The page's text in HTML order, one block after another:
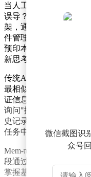
当人工智能助手尝试完
误导？蒙特利尔大学、
架，通过让AI学会"选
件管理等场景中实现了
预印本形式公开后，立
新思考。
传统AI记忆系统如同图
最相似的历史经验。这
证信息准确性，却常因
询问"排名前三的搜索
史记录，造成关键数字
任务中占比高达37%，
Mem-π框架的创新之处
段通过"经验蒸馏"将海
掌握基础任务规律；第
微信截图识
众号